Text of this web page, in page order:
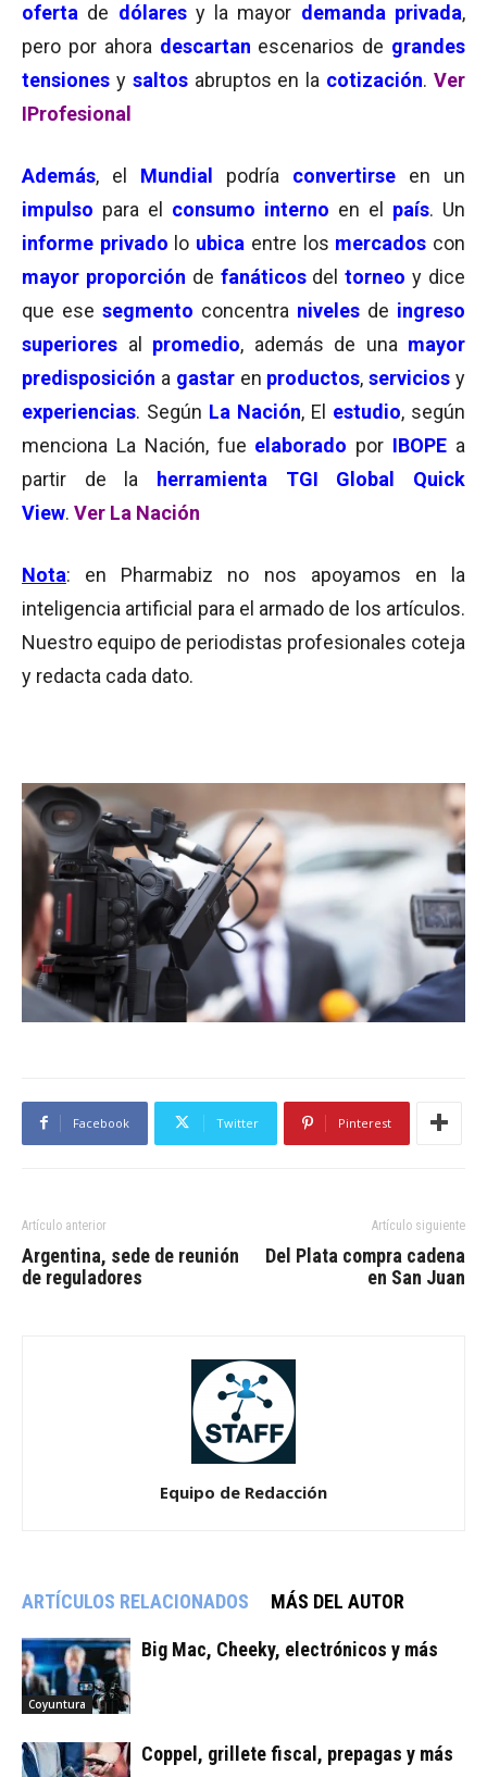
oferta de dólares y la mayor demanda privada,
pero por ahora descartan escenarios de grandes
tensiones y saltosabruptos en la cotización.Ver
IProfesional
Además, el Mundial podría convertirse
en un
impulso para el consumo interno en el país. Un
informe privado lo ubica entre los mercados con
mayor proporción de fanáticos deltorneo y dice
que ese segmento concentra niveles de ingreso
superiores al promedio, además de una mayor
predisposición a gastar en productos,servicios y
experiencias. Según La Nación, El estudio, según
menciona La Nación, fue elaborado por IBOPE a
partir de la
herramienta TGI Global Quick
View. Ver La Nación
Nota: en Pharmabiz no nos apoyamos en la
inteligencia artificial para el armado de los artículos.
Nuestro equipo de periodistas profesionales coteja
y redacta cada dato.
Facebook Twitter Pinterest
Artículo anterior
Argentina, sede de reunión
de reguladores
Artículo siguiente
Del Plata compra cadena
en San Juan
Equipo de Redacción
ARTÍCULOS RELACIONADOS MÁS DEL AUTOR
Coyuntura
Big Mac, Cheeky, electrónicos y más
Coppel, grillete fiscal, prepagas y más